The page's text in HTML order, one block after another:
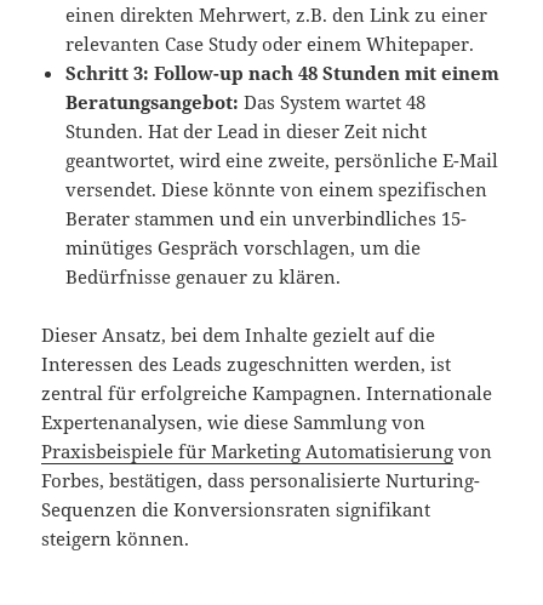
einen direkten Mehrwert, z.B. den Link zu einer
relevanten Case Study oder einem Whitepaper.
Schritt 3: Follow-up nach 48 Stunden mit einem
Beratungsangebot: Das System wartet 48
Stunden. Hat der Lead in dieser Zeit nicht
geantwortet, wird eine zweite, persönliche E-Mail
versendet. Diese könnte von einem spezifischen
Berater stammen und ein unverbindliches 15-
minütiges Gespräch vorschlagen, um die
Bedürfnisse genauer zu klären.
Dieser Ansatz, bei dem Inhalte gezielt auf die
Interessen des Leads zugeschnitten werden, ist
zentral für erfolgreiche Kampagnen. Internationale
Expertenanalysen, wie diese Sammlung von
Praxisbeispiele für Marketing Automatisierung von
Forbes, bestätigen, dass personalisierte Nurturing-
Sequenzen die Konversionsraten signifikant
steigern können.